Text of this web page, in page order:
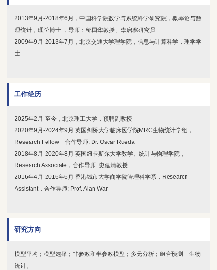
2013年9月-2018年6月，中国科学院数学与系统科学研究院，概率论与数
理统计，理学博士 ，导师：邹国华教授、李启寨研究员
2009年9月-2013年7月，北京交通大学理学院，信息与计算科学，理学学
士
工作经历
2025年2月-至今，北京理工大学，预聘副教授
2020年9月-2024年9月 英国剑桥大学临床医学院MRC生物统计学组，
Research Fellow，合作导师: Dr. Oscar Rueda
2018年8月-2020年8月 英国纽卡斯尔大学数学、统计与物理学院，
Research Associate，合作导师: 史建清教授
2016年4月-2016年6月 香港城市大学商学院管理科学系，Research
Assistant，合作导师: Prof. Alan Wan
研究方向
模型平均；模型选择；非参数和半参数模型；多元分析；组合预测；生物
统计。